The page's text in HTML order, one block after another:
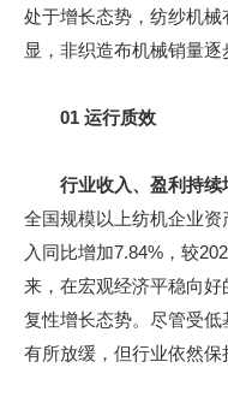
处于增长态势，纺纱机
显，非织造布机械销量逐
01 运行质效
行业收入、盈利持续
全国规模以上纺机企业
入同比增加7.84%，较
来，在宏观经济平稳向
复性增长态势。尽管受
有所放缓，但行业依然保